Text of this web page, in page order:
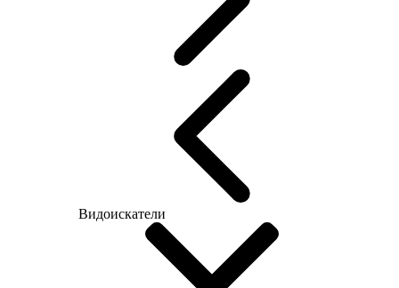
Видоискатели